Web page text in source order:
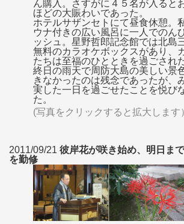
ん購入。さすがに４５名が入ると
ほどの大賑わいであった。
ホテルサザンセトにて昼食休憩。
ウナ付きの広い風呂に一人でのん
ッシュ。星野哲郎記念館では北島
無料のカラオケボックスがあり、
たちは至福のひとときを過ごされ
終日の雨天で周防大島の美しい景
きなかったのは残念であったが、
実した一日を過ごせたことを悦び
た。
(写真をクリックすると拡大します
2011/09/21 彼岸花が咲き始め、明日ま
を勤修